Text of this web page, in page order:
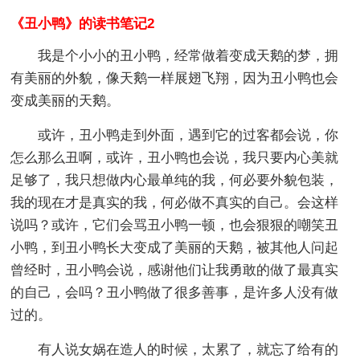
《丑小鸭》的读书笔记2
我是个小小的丑小鸭，经常做着变成天鹅的梦，拥
有美丽的外貌，像天鹅一样展翅飞翔，因为丑小鸭也会
变成美丽的天鹅。
或许，丑小鸭走到外面，遇到它的过客都会说，你
怎么那么丑啊，或许，丑小鸭也会说，我只要内心美就
足够了，我只想做内心最单纯的我，何必要外貌包装，
我的现在才是真实的我，何必做不真实的自己。会这样
说吗？或许，它们会骂丑小鸭一顿，也会狠狠的嘲笑丑
小鸭，到丑小鸭长大变成了美丽的天鹅，被其他人问起
曾经时，丑小鸭会说，感谢他们让我勇敢的做了最真实
的自己，会吗？丑小鸭做了很多善事，是许多人没有做
过的。
有人说女娲在造人的时候，太累了，就忘了给有的